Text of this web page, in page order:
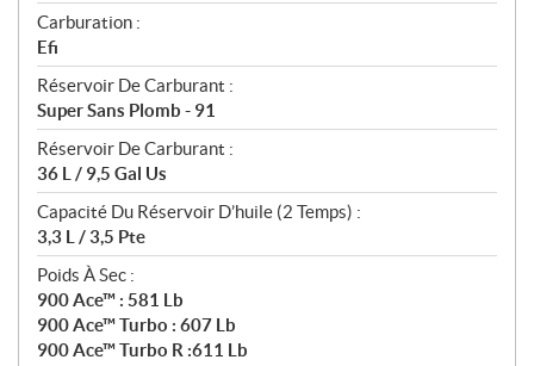
Carburation :
Efi
Réservoir De Carburant :
Super Sans Plomb - 91
Réservoir De Carburant :
36 L / 9,5 Gal Us
Capacité Du Réservoir D’huile (2 Temps) :
3,3 L / 3,5 Pte
Poids À Sec :
900 Ace™ : 581 Lb
900 Ace™ Turbo : 607 Lb
900 Ace™ Turbo R :611 Lb